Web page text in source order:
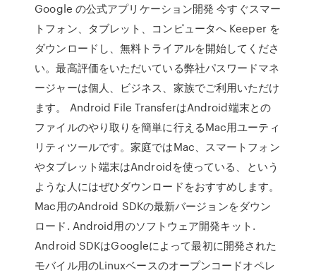
Google の公式アプリケーション開発 今すぐスマー
トフォン、タブレット、コンピュータへ Keeper を
ダウンロードし、無料トライアルを開始してくださ
い。最高評価をいただいている弊社パスワードマネ
ージャーは個人、ビジネス、家族でご利用いただけ
ます。 Android File TransferはAndroid端末との
ファイルのやり取りを簡単に行えるMac用ユーティ
リティツールです。家庭ではMac、スマートフォン
やタブレット端末はAndroidを使っている、という
ような人にはぜひダウンロードをおすすめします。
Mac用のAndroid SDKの最新バージョンをダウン
ロード. Android用のソフトウェア開発キット.
Android SDKはGoogleによって最初に開発された
モバイル用のLinuxベースのオープンコードオペレ